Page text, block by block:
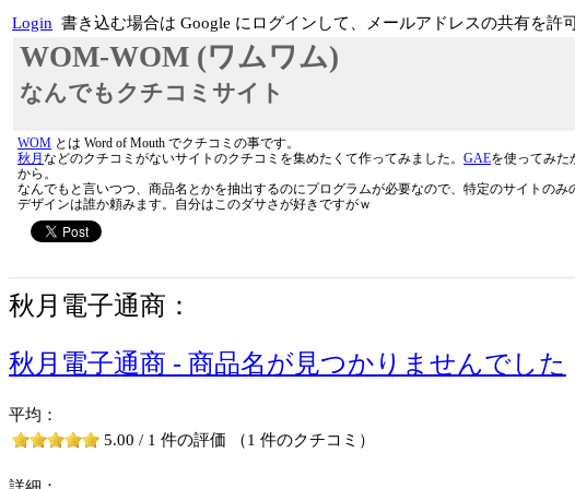
Login 書き込む場合は Google にログインして、メールアドレスの共有を
WOM-WOM (ワムワム)
なんでもクチコミサイト
WOM とは Word of Mouth でクチコミの事です。
秋月 などのクチコミがないサイトのクチコミを集めたくて作ってみました。 GAEを使ってみた
から。
なんでもと言いつつ、商品名とかを抽出するのにプログラムが必要なので、特定のサイトのみ
デザインは誰か頼みます。自分はこのダサさが好きですがｗ
秋月電子通商：
秋月電子通商 - 商品名が見つかりませんでした
平均：
5.00 / 1 件の評価 （1 件のクチコミ）